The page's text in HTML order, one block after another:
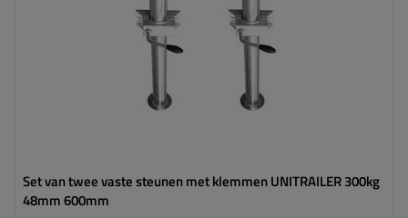
Set van twee vaste steunen met klemmen UNITRAILER 300kg
48mm 600mm